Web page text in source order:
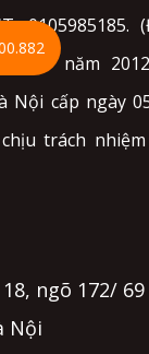
09 năm
Nội cấp ngày
trách
ngõ 172/ 69
Nội